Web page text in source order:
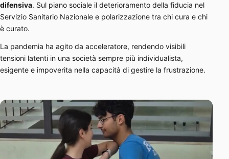
difensiva. Sul piano sociale il deterioramento della fiducia nel
Servizio Sanitario Nazionale e polarizzazione tra chi cura e chi
è curato.
La pandemia ha agito da acceleratore, rendendo visibili
tensioni latenti in una società sempre più individualista,
esigente e impoverita nella capacità di gestire la frustrazione.